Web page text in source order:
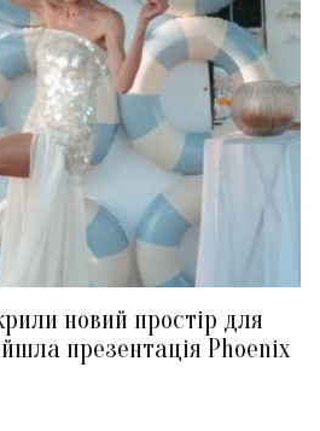
новий простір для
презентація Phoenix